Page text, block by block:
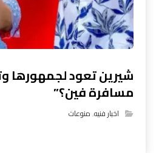
شيرين تعود لجمهورها
مسافرة فين؟”
اخبار فنيه,منوعات